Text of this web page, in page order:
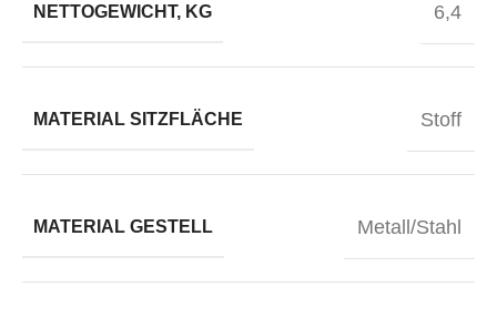
NETTOGEWICHT, KG 6,4
MATERIAL SITZFLÄCHE Stoff
MATERIAL GESTELL Metall/Stahl